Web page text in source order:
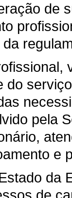
de
do
pela
e
da